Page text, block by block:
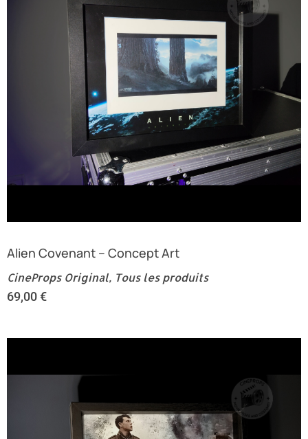
Alien Covenant – Concept Art
CineProps Original, Tous les produits
69,00€